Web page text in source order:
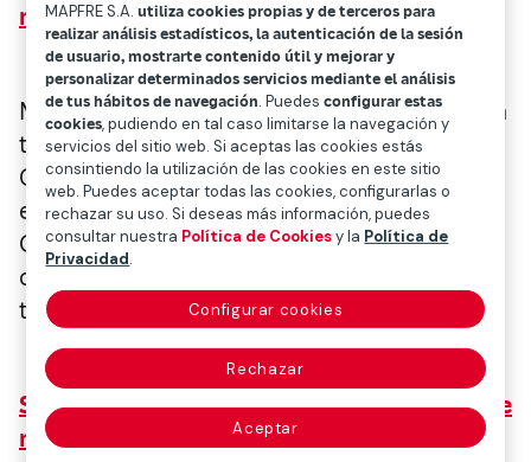
recuperación moderada y frágil para 2022
Mientras que la demanda doméstica seguirá
tirando del carro de la recuperación,
Gonzalo de Cadenas-Santiago, director
ejecutivo de Mapfre Economics, avisa en El
Confidencial que el comercio exterior,
condicionado por los cuellos de botella, no
tendrá tanta repercusión en el crecimiento.
Siete fondos de Mapfre AM baten el 20% de
rentabilidad
MAPFRE S.A.utiliza cookies propias y de terceros para
realizar análisis estadísticos, la autenticación de la sesión
de usuario, mostrarte contenido útil y mejorar y
personalizar determinados servicios mediante el análisis
de tus hábitos de navegación. Puedesconfigurar estas
cookies, pudiendo en tal caso limitarse la navegación y
servicios del sitio web. Si aceptas las cookies estás
consintiendo la utilización de las cookies en este sitio
web. Puedes aceptar todas las cookies, configurarlas o
rechazar su uso. Si deseas más información, puedes
consultar nuestra Política de Cookiesy la Política de
Privacidad.
Configurar cookies
Rechazar
Aceptar